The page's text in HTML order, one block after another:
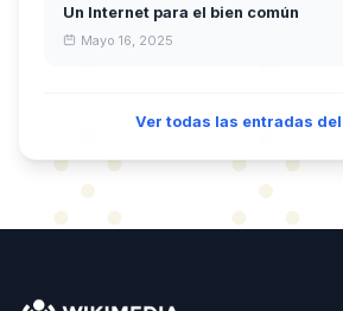
Un Internet para el bien común
Mayo 16, 2025
Ver todas las entradas